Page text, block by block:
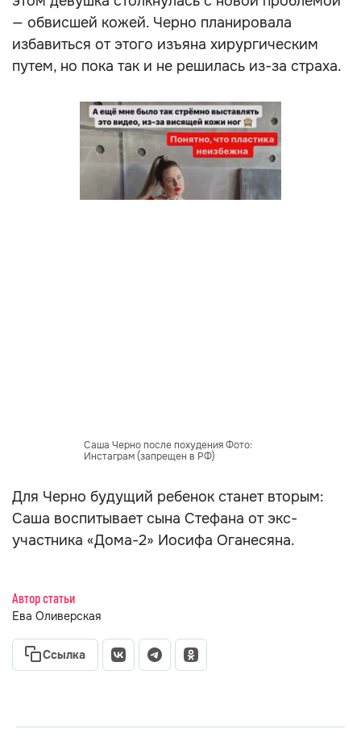
— обвисшей кожей. Черно планировала
избавиться от этого изъяна хирургическим
путем, но пока так и не решилась из-за страха.
Саша Черно после похудения Фото:
Инстаграм (запрещен в РФ)
Для Черно будущий ребенок станет вторым:
Саша воспитывает сына Стефана от экс-
участника «Дома-2» Иосифа Оганесяна.
Автор статьи
Ева Оливерская
Ссылка